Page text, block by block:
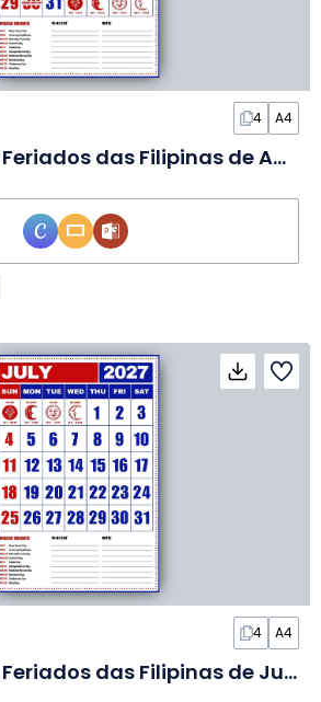
4 A4
Calendário de Feriados das Filipinas de Agosto de 2027 em Slides
4 A4
Calendário de Feriados das Filipinas de Julho de 2027 em Slides